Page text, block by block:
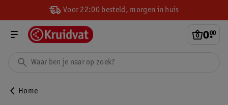
Voor 22:00 besteld, morgen in huis
0.
00
Home